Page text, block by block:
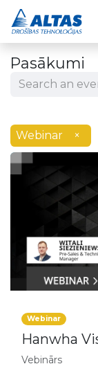
Pasākumi
Webinar ×
Webinar
Hanwha
Vebinārs